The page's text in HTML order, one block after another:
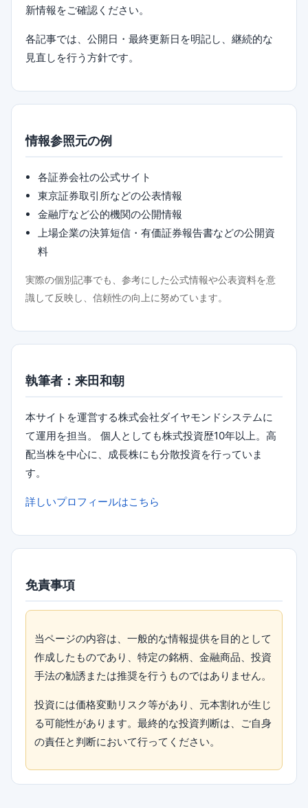
新情報をご確認ください。
各記事では、公開日・最終更新日を明記し、継続的な
見直しを行う方針です。
情報参照元の例
各証券会社の公式サイト
東京証券取引所などの公表情報
金融庁など公的機関の公開情報
上場企業の決算短信・有価証券報告書などの公開資
料
実際の個別記事でも、参考にした公式情報や公表資料を意
識して反映し、信頼性の向上に努めています。
執筆者：来田和朝
本サイトを運営する株式会社ダイヤモンドシステムに
て運用を担当。 個人としても株式投資歴10年以上。高
配当株を中心に、成長株にも分散投資を行っていま
す。
詳しいプロフィールはこちら
免責事項
当ページの内容は、一般的な情報提供を目的として
作成したものであり、特定の銘柄、金融商品、投資
手法の勧誘または推奨を行うものではありません。
投資には価格変動リスク等があり、元本割れが生じ
る可能性があります。最終的な投資判断は、ご自身
の責任と判断において行ってください。